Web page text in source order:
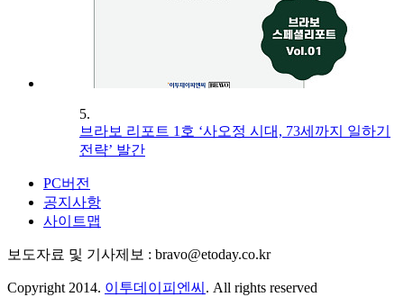
5.
브라보 리포트 1호 ‘사오정 시대, 73세까지 일하기
전략’ 발간
PC버전
공지사항
사이트맵
보도자료 및 기사제보 : bravo@etoday.co.kr
Copyright 2014. 이투데이피엔씨 . All rights reserved